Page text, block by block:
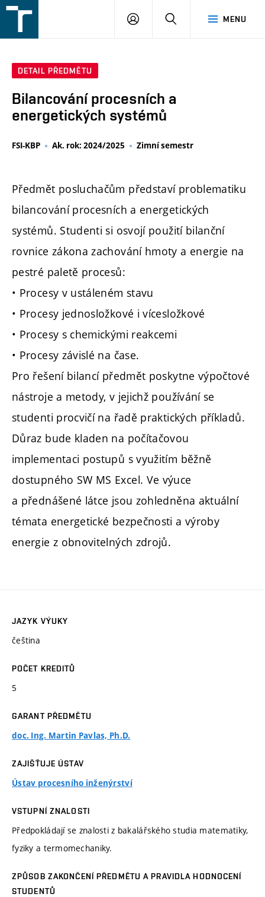
v
MENU
PŘIHLÁŠENÍ
DETAIL PŘEDMĚTU
Bilancování procesních a
energetických systémů
FSI-KBP Ak. rok: 2024/2025 Zimní semestr
Předmět posluchačům představí problematiku
bilancování procesních a energetických
systémů. Studenti si osvojí použití bilanční
rovnice zákona zachování hmoty a energie na
pestré paletě procesů:
• Procesy v ustáleném stavu
• Procesy jednosložkové i vícesložkové
• Procesy s chemickými reakcemi
• Procesy závislé na čase.
Pro řešení bilancí předmět poskytne výpočtové
nástroje a metody, v jejichž používání se
studenti procvičí na řadě praktických příkladů.
Důraz bude kladen na počítačovou
implementaci postupů s využitím běžně
dostupného SW MS Excel. Ve výuce
a přednášené látce jsou zohledněna aktuální
témata energetické bezpečnosti a výroby
energie z obnovitelných zdrojů.
JAZYK VÝUKY
čeština
POČET KREDITŮ
5
GARANT PŘEDMĚTU
doc. Ing. Martin Pavlas, Ph.D.
ZAJIŠŤUJE ÚSTAV
Ústav procesního inženýrství
VSTUPNÍ ZNALOSTI
Předpokládají se znalosti z bakalářského studia matematiky,
fyziky a termomechaniky.
ZPŮSOB ZAKONČENÍ PŘEDMĚTU A PRAVIDLA HODNOCENÍ
STUDENTŮ